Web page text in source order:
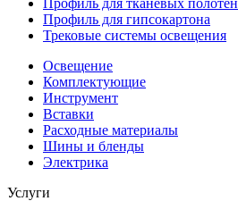
Профиль для гипсокартона
Трековые системы освещения
Освещение
Комплектующие
Инструмент
Вставки
Расходные материалы
Шины и бленды
Электрика
Услуги